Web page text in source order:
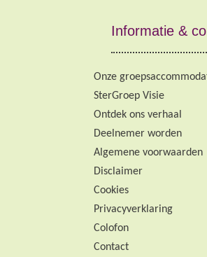
Informatie &
Onze
SterGroep Visie
Ontdek ons verhaal
Deelnemer worden
Algemene voorwaarden
Disclaimer
Cookies
Privacyverklaring
Colofon
Contact